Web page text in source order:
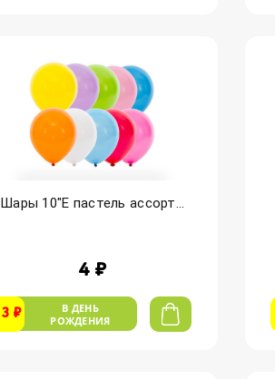
Шары 10"Е пастель ассорт...
4 ₽
3 ₽
В ДЕНЬ
РОЖДЕНИЯ